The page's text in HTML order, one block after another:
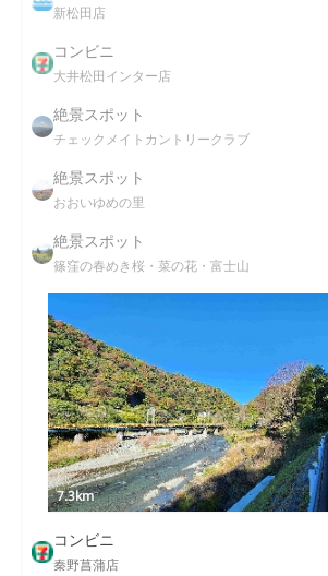
新松田店
コンビニ
大井松田インター店
絶景スポット
チェックメイトカントリークラブ
絶景スポット
おおいゆめの里
絶景スポット
篠窪の春めき桜・菜の花・富士山
7.3km
コンビニ
秦野菖蒲店